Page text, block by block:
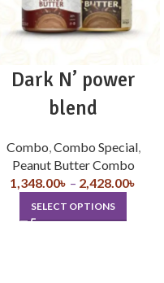
Dark N’ power
blend
Combo,Combo Special,
Peanut Butter Combo
1,348.00৳ – 2,428.00৳
SELECT OPTIONS